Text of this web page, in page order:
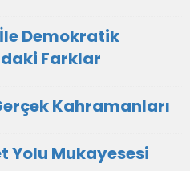
Demokratik
Farklar
Kahramanları
Yolu Mukayesesi